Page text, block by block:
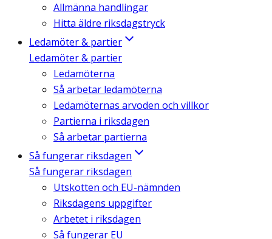
Allmänna handlingar
Hitta äldre riksdagstryck
Ledamöter & partier
Ledamöter & partier
Ledamöterna
Så arbetar ledamöterna
Ledamöternas arvoden och villkor
Partierna i riksdagen
Så arbetar partierna
Så fungerar riksdagen
Så fungerar riksdagen
Utskotten och EU-nämnden
Riksdagens uppgifter
Arbetet i riksdagen
Så fungerar EU